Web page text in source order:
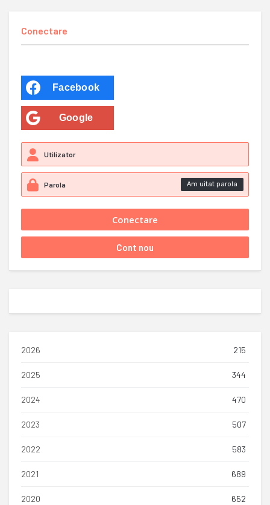
Conectare
Facebook
Google
Am uitat parola
2026 215
2025 344
2024 470
2023 507
2022 583
2021 689
2020 652